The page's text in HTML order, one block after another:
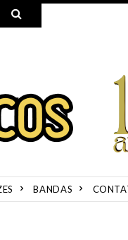
Search
BANDAS